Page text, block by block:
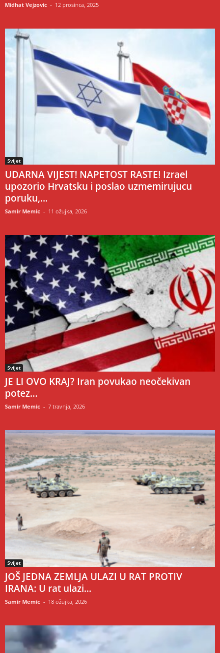
Midhat Vejzovic - 12 prosinca, 2025
Svijet
UDARNA VIJEST! NAPETOST RASTE! Izrael
upozorio Hrvatsku i poslao uzmemirujucu
poruku,...
Samir Memic - 11 ožujka, 2026
Svijet
JE LI OVO KRAJ? Iran povukao neočekivan
potez…
Samir Memic - 7 travnja, 2026
Svijet
JOŠ JEDNA ZEMLJA ULAZI U RAT PROTIV
IRANA: U rat ulazi...
Samir Memic - 18 ožujka, 2026